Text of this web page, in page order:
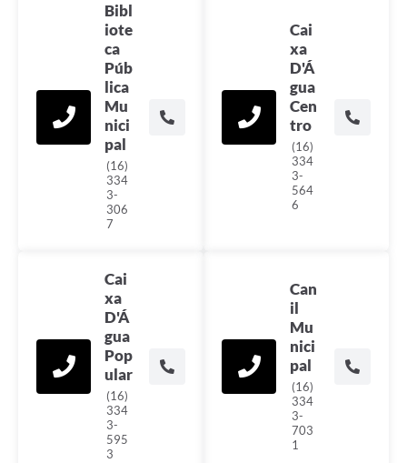
Bibl
iote
ca
Púb
lica
Mu
nici
pal
(16)
334
3-
306
7
Cai
xa
D'Á
gua
Cen
tro
(16)
334
3-
564
6
Cai
xa
D'Á
gua
Pop
ular
(16)
334
3-
595
3
Can
il
Mu
nici
pal
(16)
334
3-
703
1